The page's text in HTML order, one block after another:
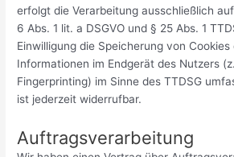
erfolgt die Verarbeitung ausschließlich
6 Abs. 1 lit. a DSGVO und § 25 Abs. 1
Einwilligung die Speicherung von
Informationen im Endgerät des Nutzers
Fingerprinting) im Sinne des TTDSG
ist jederzeit widerrufbar.
Auftragsverarbeitung